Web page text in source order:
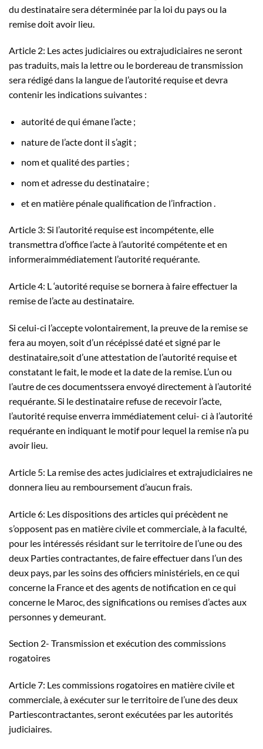
du destinataire sera déterminée par la loi du pays ou la
remise doit avoir lieu.
Article 2: Les actes judiciaires ou extrajudiciaires ne seront
pas traduits, mais la lettre ou le bordereau de transmission
sera rédigé dans la langue de l’autorité requise et devra
contenir les indications suivantes :
autorité de qui émane l’acte ;
nature de l’acte dont il s’agit ;
nom et qualité des parties ;
nom et adresse du destinataire ;
et en matière pénale qualification de l’infraction .
Article 3: Si l’autorité requise est incompétente, elle
transmettra d’office l’acte à l’autorité compétente et en
informeraimmédiatement l’autorité requérante.
Article 4: L ‘autorité requise se bornera à faire effectuer la
remise de l’acte au destinataire.
Si celui-ci l’accepte volontairement, la preuve de la remise se
fera au moyen, soit d’un récépissé daté et signé par le
destinataire,soit d’une attestation de l’autorité requise et
constatant le fait, le mode et la date de la remise. L’un ou
l’autre de ces documentssera envoyé directement à l’autorité
requérante. Si le destinataire refuse de recevoir l’acte,
l’autorité requise enverra immédiatement celui- ci à l’autorité
requérante en indiquant le motif pour lequel la remise n’a pu
avoir lieu.
Article 5: La remise des actes judiciaires et extrajudiciaires ne
donnera lieu au remboursement d’aucun frais.
Article 6: Les dispositions des articles qui précèdent ne
s’opposent pas en matière civile et commerciale, à la faculté,
pour les intéressés résidant sur le territoire de l’une ou des
deux Parties contractantes, de faire effectuer dans l’un des
deux pays, par les soins des officiers ministériels, en ce qui
concerne la France et des agents de notification en ce qui
concerne le Maroc, des significations ou remises d’actes aux
personnes y demeurant.
Section 2- Transmission et exécution des commissions
rogatoires
Article 7: Les commissions rogatoires en matière civile et
commerciale, à exécuter sur le territoire de l’une des deux
Partiescontractantes, seront exécutées par les autorités
judiciaires.